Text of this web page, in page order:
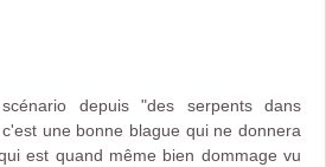
depuis "des serpents dans
une bonne blague qui ne donnera
est quand même bien dommage vu